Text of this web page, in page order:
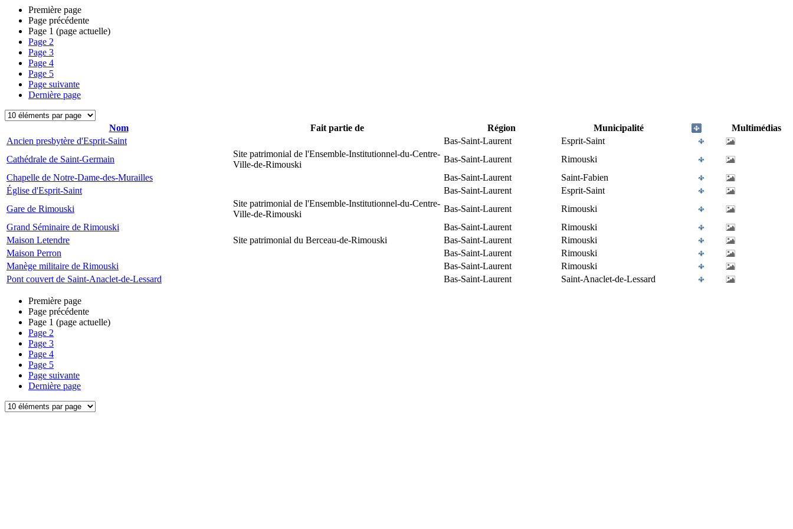
Première page
Page précédente
Page 1 (page actuelle)
Page 2
Page 3
Page 4
Page 5
Page suivante
Dernière page
Nom Fait partie de Région Municipalité
Multimédias
Ancien presbytère d'Esprit-Saint
Bas-Saint-Laurent
Esprit-Saint
Cathédrale de Saint-Germain
Site patrimonial de l'Ensemble-Institutionnel-du-Centre-
Ville-de-Rimouski
Bas-Saint-Laurent
Rimouski
Chapelle de Notre-Dame-des-Murailles
Bas-Saint-Laurent
Saint-Fabien
Église d'Esprit-Saint
Bas-Saint-Laurent
Esprit-Saint
Gare de Rimouski
Site patrimonial de l'Ensemble-Institutionnel-du-Centre-
Ville-de-Rimouski
Bas-Saint-Laurent
Rimouski
Grand Séminaire de Rimouski
Bas-Saint-Laurent
Rimouski
Maison Letendre
Site patrimonial du Berceau-de-Rimouski Bas-Saint-Laurent
Rimouski
Maison Perron
Bas-Saint-Laurent
Rimouski
Manège militaire de Rimouski
Bas-Saint-Laurent
Rimouski
Pont couvert de Saint-Anaclet-de-Lessard
Bas-Saint-Laurent Saint-Anaclet-de-Lessard
Première page
Page précédente
Page 1 (page actuelle)
Page 2
Page 3
Page 4
Page 5
Page suivante
Dernière page